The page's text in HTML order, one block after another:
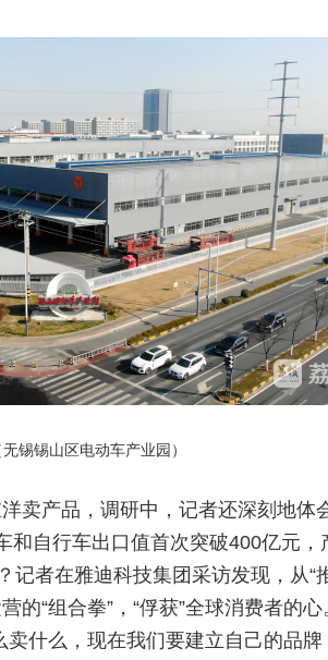
无锡锡山区电动车产业园）
卖产品，调研中，记者还深刻地体
自行车出口值首次突破400亿元，
者在雅迪科技集团采访发现，从“
的“组合拳”，“俘获”全球消费者的
什么，现在我们要建立自己的品